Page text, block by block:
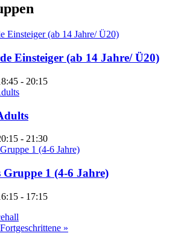
Einsteiger (ab 14 Jahre/ Ü20)
- 20:15
- 21:30
1 (4-6 Jahre)
- 17:15
»